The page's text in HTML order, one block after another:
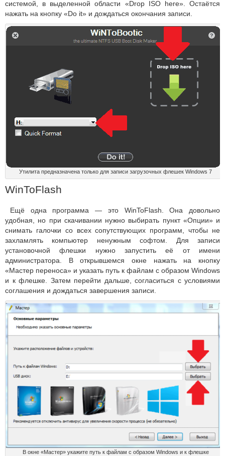
системой, в выделенной области «Drop ISO here». Остаётся
нажать на кнопку «Do it» и дождаться окончания записи.
Утилита предназначена только для записи загрузочных флешек Windows 7
WinToFlash
Ещё одна программа — это WinToFlash. Она довольно
удобная, но при скачивании нужно выбирать пункт «Опции» и
снимать галочки со всех сопутствующих программ, чтобы не
захламлять компьютер ненужным софтом. Для записи
установочной флешки нужно запустить её от имени
администратора. В открывшемся окне нажать на кнопку
«Мастер переноса» и указать путь к файлам с образом Windows
и к флешке. Затем перейти дальше, согласиться с условиями
соглашения и дождаться завершения записи.
В окне «Мастер» укажите путь к файлам с образом Windows и к флешке